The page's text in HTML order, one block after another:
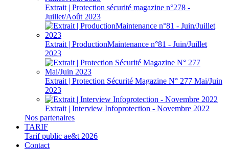
Extrait | Protection sécurité magazine n°278 -
Juillet/Août 2023
Extrait | ProductionMaintenance n°81 - Juin/Juillet
2023
Extrait | Protection Sécurité Magazine N° 277 Mai/Juin
2023
Extrait | Interview Infoprotection - Novembre 2022
Nos partenaires
TARIF
Tarif public ae&t 2026
Contact